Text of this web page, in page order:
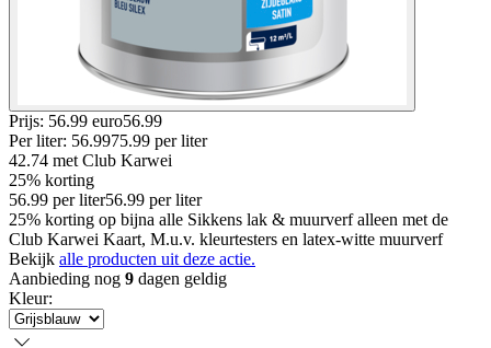
Prijs: 56.99 euro56.99
Per liter: 56.9975.99 per liter
42.74 met Club Karwei
25% korting
56.99 per liter56.99 per liter
25% korting op bijna alle Sikkens lak & muurverf alleen met de
Club Karwei Kaart, M.u.v. kleurtesters en latex-witte muurverf
Bekijk alle producten uit deze actie.
Aanbieding nog 9 dagen geldig
Kleur: